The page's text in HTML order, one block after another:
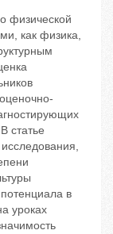
физической
как физика,
статье
в
уроках